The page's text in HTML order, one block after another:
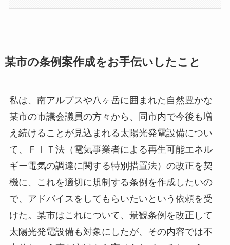
某市の条例案作成をお手伝いしたこと
私は、南アルプスや八ヶ岳に囲まれた自然豊かな
某市の市議会議員の方々から、同市内で今後も増
え続けることが見込まれる太陽光発電設備につい
て、ＦＩＴ法（電気事業者による再生可能エネル
ギー電気の調達に関する特別措置法）の改正を契
機に、これを適切に規制する条例を作成したいの
で、アドバイスをしてもらいたいという依頼を受
けた。某市はこれについて、景観条例を改正して
太陽光発電設備も対象にしたが、その内容では不